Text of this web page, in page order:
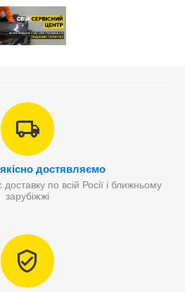
достявляємо
по всій Росії і ближньому
зарубіжжі